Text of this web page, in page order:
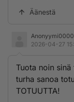
Äänestä
2026-04-27
Tuota noin
turha sanoa
TOTUUTTA!